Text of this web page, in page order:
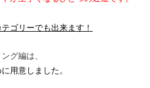
ゴリーでも出来ます！
グ編は、
用意しました。